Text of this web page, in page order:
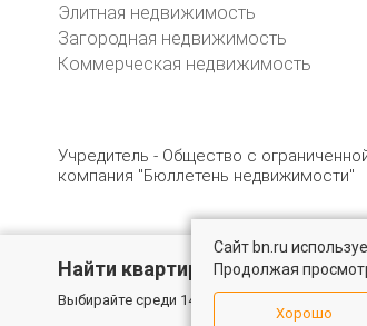
Найти квартиру - это просто!
Выбирайте среди 14 тысяч проверенных
Элитная недвижимость
Загородная недвижимость
Коммерческая недвижимость
Учредитель - Общество с
компания "Бюллетень недвижимости"
© 2005 – 2026, ООО «УК «БН» 8
Сайт bn.ru
Продолжая
Хорошо